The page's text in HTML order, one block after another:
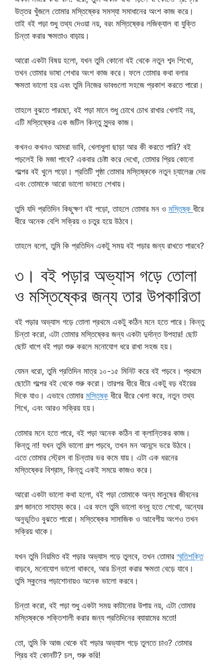
উত্তর খুঁজলে তোমার মস্তিষ্কের সমস্যা সমাধানের অংশ কাজ করে।
তাই বই পড়া শুধু তথ্য দেওয়া নয়, বরং মস্তিষ্কের লজিক্যাল বা যুক্তি
চিন্তা করার ক্ষমতাও বাড়ায়।
আরো একটা বিষয় হলো, যখন তুমি কোনো বই থেকে নতুন শব্দ শিখো,
তখন তোমার ভাষা শেখার অংশ কাজ করে। ফলে তোমার কথা বলার
ক্ষমতা ভালো হয় এবং তুমি নিজের ভাবগুলো সহজে প্রকাশ করতে পারো।
তাহলে বুঝতে পারছো, বই পড়া মানে শুধু চোখে চোখ রাখার খেলাই নয়,
এটি মস্তিষ্কের এক জটিল কিন্তু সুন্দর কাজ।
কখনও কখনও আমরা ভাবি, খেলাধুলা ছাড়া আর কী করতে পারি? বই
পড়লেই কি মজা পাবে? একবার চেষ্টা করে দেখো, তোমার প্রিয় কোনো
গল্পের বই খুলে পড়ো। প্রতিটি পৃষ্ঠা তোমার মস্তিষ্ককে নতুন চ্যালেঞ্জ দেয়
এবং তোমাকে আরো ভালো ভাবতে শেখায়।
তুমি যদি প্রতিদিন কিছুক্ষণ বই পড়ো, তাহলে তোমার মন ও মস্তিষ্ক ধীরে
ধীরে অনেক বেশি সক্রিয় ও চতুর হয়ে উঠবে।
তাহলে বলো, তুমি কি প্রতিদিন একটু সময় বই পড়ার জন্য রাখতে পারবে?
৩। বই পড়ার অভ্যাস গড়ে তোলা
ও মস্তিষ্কের জন্য তার উপকারিতা
বই পড়ার অভ্যাস গড়ে তোলা প্রথমে একটু কঠিন মনে হতে পারে। কিন্তু
চিন্তা করো, এটা তোমার মস্তিষ্কের জন্য একটা দুর্দান্ত উপহার! ছোট
ছোট ধাপে বই পড়া শুরু করলে মনোযোগ ধরে রাখা সহজ হয়।
যেমন ধরো, তুমি প্রতিদিন মাত্র ১০-১৫ মিনিট করে বই পড়বে। প্রথমে
ছোটো গল্পের বই থেকে শুরু করো। তারপর ধীরে ধীরে একটু বড় বইয়ের
দিকে যাও। এভাবে তোমার মস্তিষ্ক ধীরে ধীরে খেলা করে, নতুন তথ্য
শিখে, এবং আরও সক্রিয় হয়।
তোমার মনে হতে পারে, বই পড়া অনেক কঠিন বা ক্লান্তিকর কাজ।
কিন্তু না! যখন তুমি ভালো গল্প পড়বে, তখন মন আনন্দে ভরে উঠবে।
এতে তোমার স্ট্রেস বা চিন্তার ভর কমে যায়। এটা এক ধরনের
মস্তিষ্কের বিশ্রাম, কিন্তু একই সময়ে কাজও করে।
আরো একটা ভালো কথা হলো, বই পড়া তোমাকে অন্য মানুষের জীবনের
গল্প জানতে সাহায্য করে। এর ফলে তুমি ভালো বন্ধু হতে শেখো, অন্যের
অনুভূতিও বুঝতে পারো। মস্তিষ্কের সামাজিক ও আবেগীয় অংশও তখন
সক্রিয় থাকে।
যখন তুমি নিয়মিত বই পড়ার অভ্যাস গড়ে তুলবে, তখন তোমারস্মৃতিশক্তি
বাড়বে, মনোযোগ ভালো থাকবে, আর চিন্তা করার ক্ষমতা বেড়ে যাবে।
তুমি স্কুলের পড়াশোনায়ও অনেক ভালো করবে।
চিন্তা করো, বই পড়া শুধু একটা সময় কাটানোর উপায় নয়, এটা তোমার
মস্তিষ্ককে শক্তিশালী করার জন্য প্রতিদিনের ব্যায়ামের মতো!
তো, তুমি কি আজ থেকে বই পড়ার অভ্যাস গড়ে তুলতে চাও? তোমার
প্রিয় বই কোনটি? চল, শুরু করি!